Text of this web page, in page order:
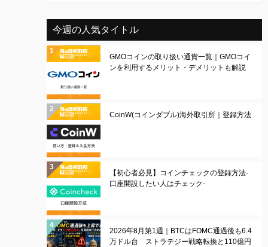
今週の人気タイトル
GMOコインの取り扱い通貨一覧｜GMOコイ
ンを利用するメリット・デメリットも解説
CoinW(コインダブル)海外取引所｜登録方法
【初心者必見】コインチェックの登録方法-
口座開設したい人はチェック-
2026年8月第1週｜BTCはFOMC通過後も6.4
万ドル台 ストラテジー戦略転換と110億円